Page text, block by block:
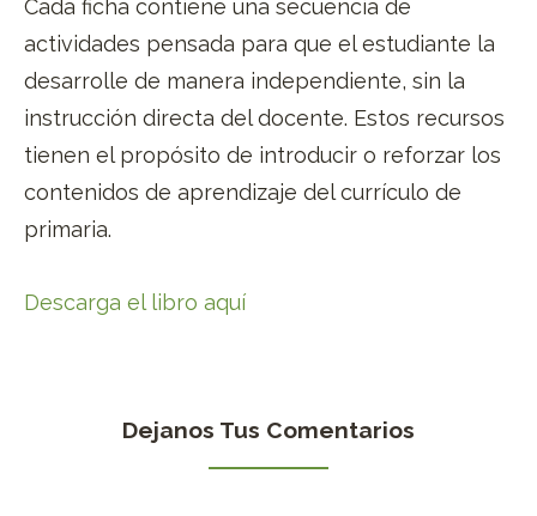
Cada ficha contiene una secuencia de
actividades pensada para que el estudiante la
desarrolle de manera independiente, sin la
instrucción directa del docente. Estos recursos
tienen el propósito de introducir o reforzar los
contenidos de aprendizaje del currículo de
primaria.
Descarga el libro aquí
Dejanos Tus Comentarios